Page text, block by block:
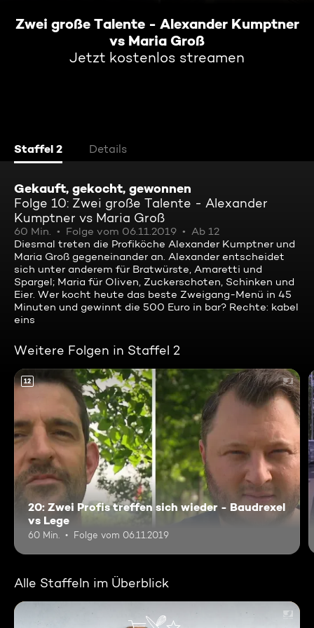
Zwei große Talente - Alexander Kumptner
vs Maria Groß
Jetzt kostenlos streamen
Staffel 2 Details
Gekauft, gekocht, gewonnen
Folge 10: Zwei große Talente - Alexander
Kumptner vs Maria Groß
60 Min. Folge vom 06.11.2019
Ab 12
Diesmal treten die Profiköche Alexander Kumptner und
Maria Groß gegeneinander an. Alexander entscheidet
sich unter anderem für Bratwürste, Amaretti und
Spargel; Maria für Oliven, Zuckerschoten, Schinken und
Eier. Wer kocht heute das beste Zweigang-Menü in 45
Minuten und gewinnt die 500 Euro in bar? Rechte: kabel
eins
Weitere Folgen in Staffel 2
12
20: Zwei Profis treffen sich wieder - Baudrexel
vs Lege
60 Min. Folge vom 06.11.2019
Alle Staffeln im Überblick